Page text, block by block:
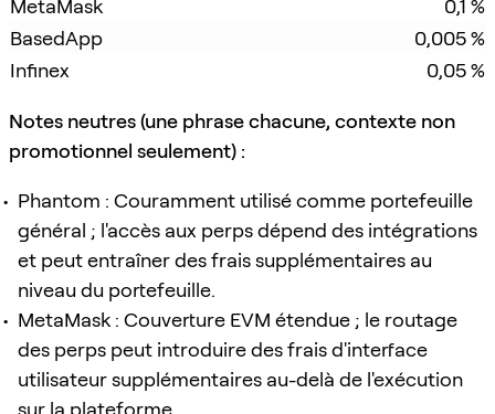
MetaMask
0,1 %
BasedApp
0,005 %
Infinex
0,05 %
Notes neutres (une phrase chacune, contexte non
promotionnel seulement) :
Phantom : Couramment utilisé comme portefeuille
général ; l'accès aux perps dépend des intégrations
et peut entraîner des frais supplémentaires au
niveau du portefeuille.
MetaMask : Couverture EVM étendue ; le routage
des perps peut introduire des frais d'interface
utilisateur supplémentaires au-delà de l'exécution
sur la plateforme.